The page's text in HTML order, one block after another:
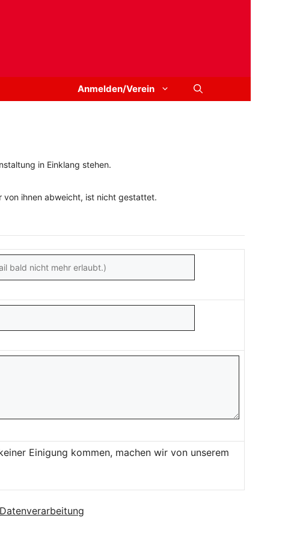
Anmelden/Verein
in Einklang stehen.
von ihnen abweicht, ist nicht gestattet.
Einigung kommen, machen wir von unserem
Datenverarbeitung